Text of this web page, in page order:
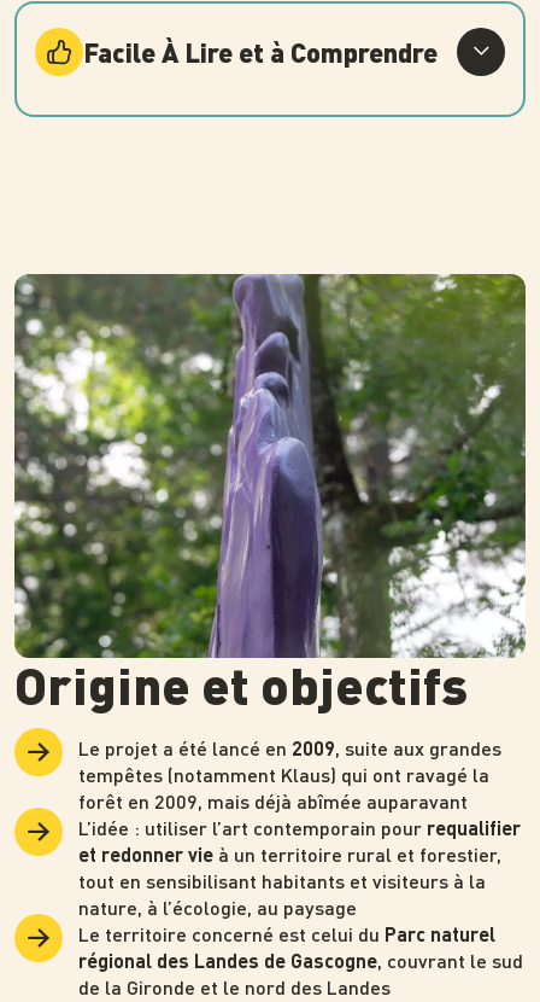
Facile À Lire et à Comprendre
Photo
Origine et objectifs
Le projet a été lancé en 2009, suite aux grandes
tempêtes (notamment Klaus) qui ont ravagé la
forêt en 2009, mais déjà abîmée auparavant
L’idée : utiliser l’art contemporain pour requalifier
et redonner vieà un territoire rural et forestier,
tout en sensibilisant habitants et visiteurs à la
nature, à l’écologie, au paysage
Le territoire concerné est celui du Parc naturel
régional des Landes de Gascogne, couvrant le sud
de la Gironde et le nord des Landes